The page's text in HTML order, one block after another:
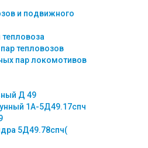
и подвижного
тепловозов
пар локомотивов
Д 49
1А-5Д49.17спч
5Д49.78спч(